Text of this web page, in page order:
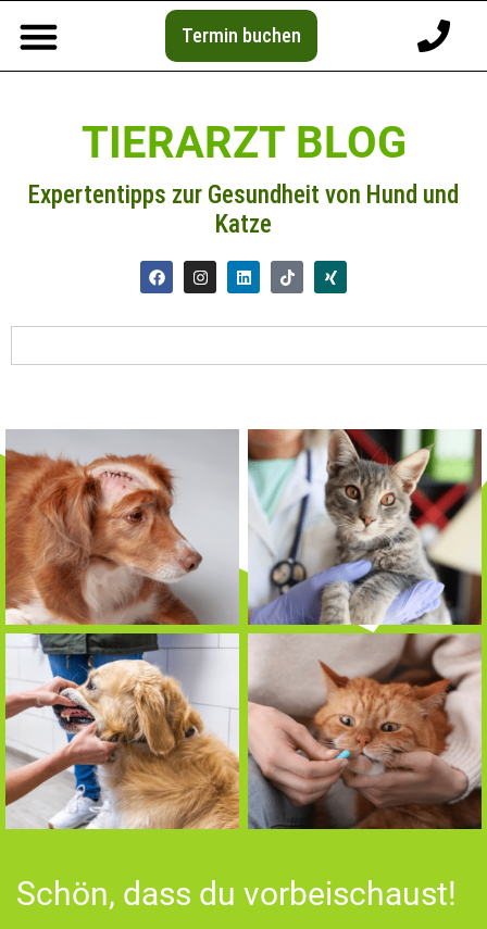
Termin buchen
TIERARZT BLOG
Expertentipps zur Gesundheit von Hund und
Katze
Schön, dass du vorbeischaust!